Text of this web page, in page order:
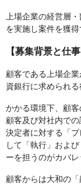
上場企業の経営層
を実施し案件を獲得
【募集背景と仕事
顧客である上場企
資銀行に求められ
かかる環境下、顧
顧客及び対社内で
決定者に対する「
して「執行」およ
ーを担うのがカバレ
顧客からは大和の